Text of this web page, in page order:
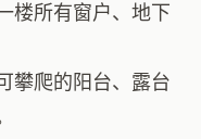
楼所有窗户、地下
攀爬的阳台、露台